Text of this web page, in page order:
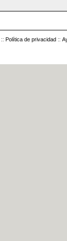
:: Política de privacidad ::